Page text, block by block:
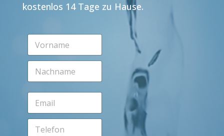
kostenlos 14 Tage zu Hause.
V
r
m
e
N
c
h
a
m
E
a
T